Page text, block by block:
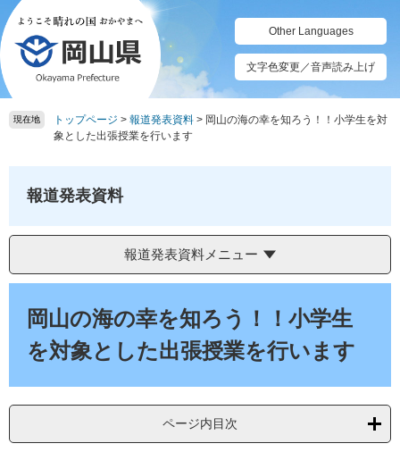
ペ
ー
ジ
の
先
頭
メ
ニ
ュ
ー
を
飛
Other Languages
文字色変更／音声読み上げ
現在地 トップページ > 報道発表資料 > 岡山の海の幸を知ろう！！小学生を対
象とした出張授業を行います
報道発表資料
報道発表資料メニュー
岡山の海の幸を知ろう！！小学生
を対象とした出張授業を行います
ページ内目次